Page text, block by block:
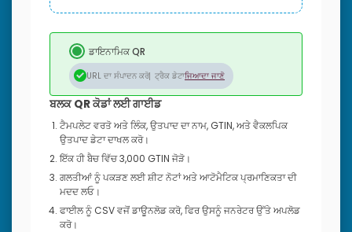
ਡਾਇਨਾਮਿਕ QR
URL ਦਾ ਸੰਪਾਦਨ ਕਰੋ ਟ੍ਰੈਕ ਡੇਟਾਜਿਆਦਾ ਜਾਣੋ
ਬਲਕ QR ਕੋਡਾਂ ਲਈ ਗਾਈਡ
ਟੈਮਪਲੇਟ ਵਰਤੋ ਅਤੇ ਲਿੰਕ, ਉਤਪਾਦ ਦਾ ਨਾਮ, GTIN, ਅਤੇ ਵੈਕਲਪਿਕ
ਉਤਪਾਦ ਡੇਟਾ ਦਾਖਲ ਕਰੋ।
ਇੱਕ ਹੀ ਬੈਚ ਵਿੱਚ 3,000 GTIN ਜੋੜੋ।
ਗਲਤੀਆਂ ਨੂੰ ਪਕੜਣ ਲਈ ਸ਼ੀਟ ਨੋਟਾਂ ਅਤੇ ਆਟੋਮੈਟਿਕ ਪ੍ਰਮਾਣਿਕਤਾ ਦੀ
ਮਦਦ ਲਓ।
ਫਾਈਲ ਨੂੰ CSV ਵਜੋਂ ਡਾਊਨਲੋਡ ਕਰੋ, ਫਿਰ ਉਸਨੂੰ ਜਨਰੇਟਰ ਉੱਤੇ ਅਪਲੋਡ
ਕਰੋ।